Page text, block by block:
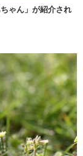
ゃん」が紹介され